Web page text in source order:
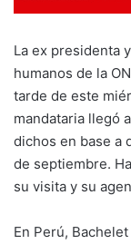
La ex presidenta
humanos de la
tarde de este
mandataria llegó
dichos en base a
de septiembre.
su visita y su
En Perú,